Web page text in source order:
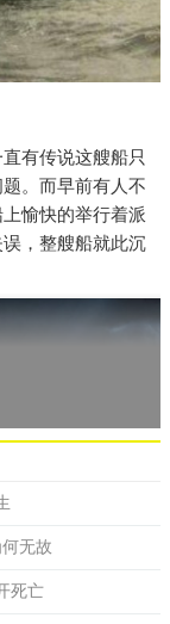
有传说这艘船只
。而早前有人不
愉快的举行着派
，整艘船就此沉
无故
死亡